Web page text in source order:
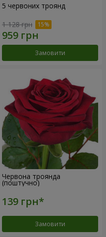
5 червоних троянд
1 128 грн
Замовити
Червона троянда
(поштучно)
Замовити